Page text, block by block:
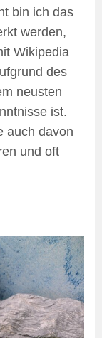
bin ich das
werden,
Wikipedia
des
neusten
ist.
auch davon
und oft